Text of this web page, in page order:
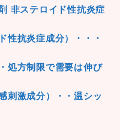
非ステロイド性抗炎症
性抗炎症成分）・・・
処方制限で需要は伸び
刺激成分）・・温シッ